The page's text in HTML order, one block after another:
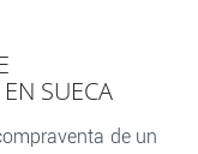
SUECA
de un